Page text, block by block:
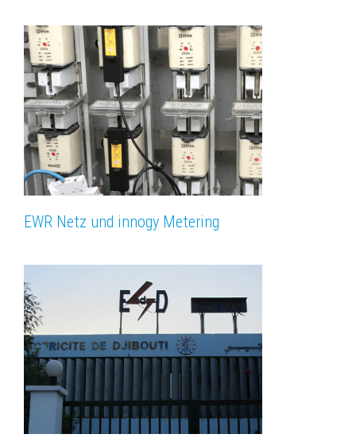
EWR Netz und innogy Metering